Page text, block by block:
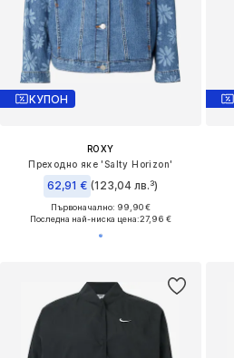
КУПОН
ROXY
Преходно яке 'Salty Horizon'
62,91 € (123,04 лв.³)
Първоначално: 99,90 €
Последна най-ниска цена:27,96 €